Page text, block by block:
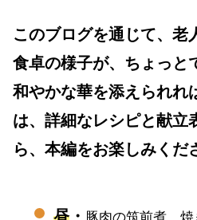
このブログを通じて、老
食卓の様子が、ちょっと
和やかな華を添えられれ
は、詳細なレシピと献立
ら、本編をお楽しみくだ
昼・